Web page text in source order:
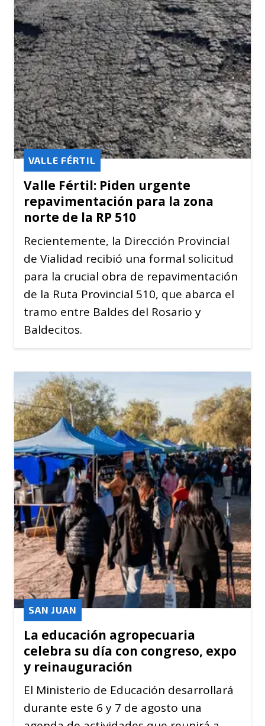
Valle Fértil: Piden urgente
repavimentación para la zona
norte de la RP 510
VALLE FÉRTIL
Recientemente, la Dirección Provincial
de Vialidad recibió una formal solicitud
para la crucial obra de repavimentación
de la Ruta Provincial 510, que abarca el
tramo entre Baldes del Rosario y
Baldecitos.
La educación agropecuaria
celebra su día con congreso, expo
y reinauguración
SAN JUAN
El Ministerio de Educación desarrollará
durante este 6 y 7 de agosto una